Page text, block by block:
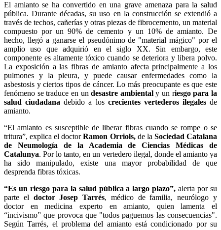
El amianto se ha convertido en una grave amenaza para la salud
pública. Durante décadas, su uso en la construcción se extendió a
través de techos, cañerías y otras piezas de fibrocemento, un material
compuesto por un 90% de cemento y un 10% de amianto. De
hecho, llegó a ganarse el pseudónimo de "material mágico" por el
amplio uso que adquirió en el siglo XX. Sin embargo, este
componente es altamente tóxico cuando se deteriora y libera polvo.
La exposición a las fibras de amianto afecta principalmente a los
pulmones y la pleura, y puede causar enfermedades como la
asbestosis y ciertos tipos de cáncer. Lo más preocupante es que este
fenómeno se traduce en undesastre ambientaly un riesgo para la
salud ciudadanadebido a los crecientes vertederos ilegalesde
amianto.
“El amianto es susceptible de liberar fibras cuando se rompe o se
tritura”, explica el doctorRamon Orriols,de la Sociedad Catalana
de Neumología de la Academia de Ciencias Médicas de
Catalunya. Por lo tanto, en un vertedero ilegal, donde el amianto ya
ha sido manipulado, existe una mayor probabilidad de que
desprenda fibras tóxicas.
“Es un riesgo para la salud pública a largo plazo”, alerta por su
parte el doctor Josep Tarrés, médico de familia, neurólogo y
doctor en medicina experto en amianto, quien lamenta el
“incivismo” que provoca que "todos paguemos las consecuencias".
Según Tarrés, el problema del amianto está condicionado por su